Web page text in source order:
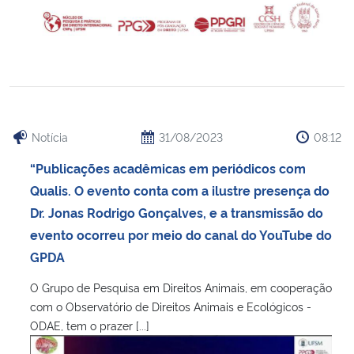
Notícia 31/08/2023 08:12
“Publicações acadêmicas em periódicos com
Qualis. O evento conta com a ilustre presença do
Dr. Jonas Rodrigo Gonçalves, e a transmissão do
evento ocorreu por meio do canal do YouTube do
GPDA
O Grupo de Pesquisa em Direitos Animais, em cooperação
com o Observatório de Direitos Animais e Ecológicos -
ODAE, tem o prazer [...]